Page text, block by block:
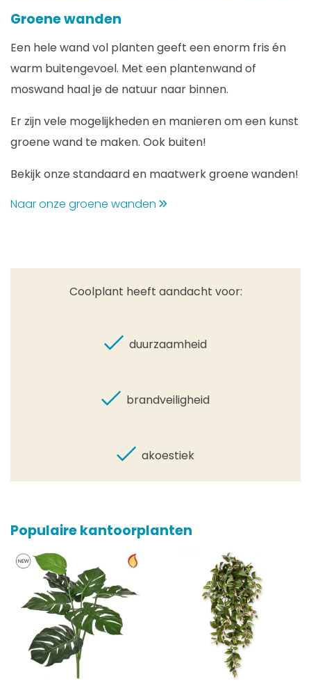
Groene wanden
Een hele wand vol planten geeft een enorm fris én
warm buitengevoel. Met een plantenwand of
moswand haal je de natuur naar binnen.
Er zijn vele mogelijkheden en manieren om een kunst
groene wand te maken. Ook buiten!
Bekijk onze standaard en maatwerk groene wanden!
Naar onze groene wanden
Coolplant heeft aandacht voor:
duurzaamheid
brandveiligheid
akoestiek
Populaire kantoorplanten